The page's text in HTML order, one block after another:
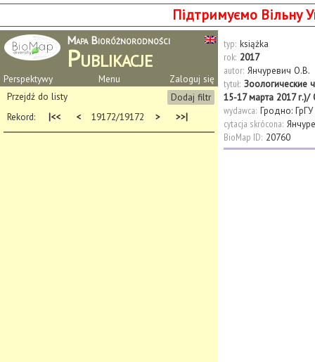
Підтримуємо Вільну
Mapa Bioróżnorodności
Publikacje
Perspektywy Zaloguj się
Menu
Dodaj filtr
Przejdź do listy
Rekord:
|<< < 19172/19172 > >>|
typ: książka
rok: 2017
autor: Янчуревич О.В.
tytuł: Зоологические
15-17 марта 2017
wydawca: Гродно: ГрГУ
cytacja skrócona:
BioMap ID: 20760